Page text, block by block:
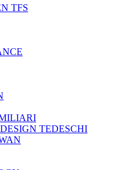
TFS
TEDESCHI